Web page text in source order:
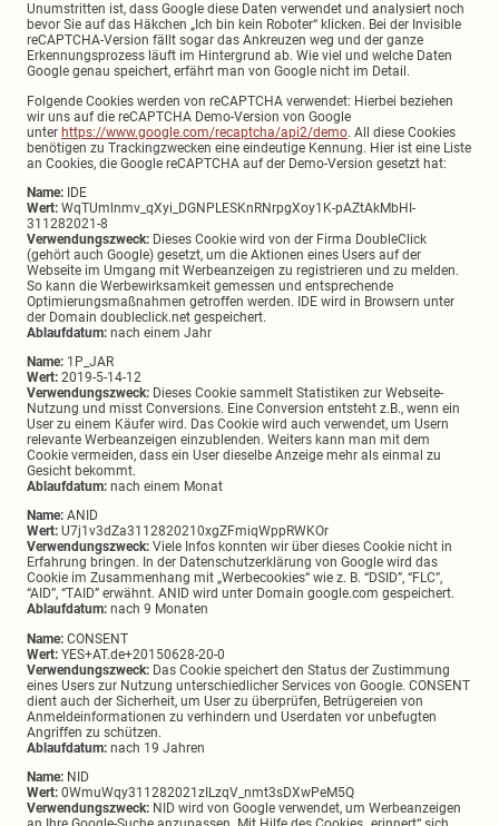
Unumstritten ist, dass Google diese Daten verwendet und analysiert noch
bevor Sie auf das Häkchen „Ich bin kein Roboter“ klicken. Bei der Invisible
reCAPTCHA-Version fällt sogar das Ankreuzen weg und der ganze
Erkennungsprozess läuft im Hintergrund ab. Wie viel und welche Daten
Google genau speichert, erfährt man von Google nicht im Detail.
Folgende Cookies werden von reCAPTCHA verwendet: Hierbei beziehen
wir uns auf die reCAPTCHA Demo-Version von Google
unter https://www.google.com/recaptcha/api2/demo. All diese Cookies
benötigen zu Trackingzwecken eine eindeutige Kennung. Hier ist eine Liste
an Cookies, die Google reCAPTCHA auf der Demo-Version gesetzt hat:
Name: IDE
Wert: WqTUmlnmv_qXyi_DGNPLESKnRNrpgXoy1K-pAZtAkMbHI-
311282021-8
Verwendungszweck: Dieses Cookie wird von der Firma DoubleClick
(gehört auch Google) gesetzt, um die Aktionen eines Users auf der
Webseite im Umgang mit Werbeanzeigen zu registrieren und zu melden.
So kann die Werbewirksamkeit gemessen und entsprechende
Optimierungsmaßnahmen getroffen werden. IDE wird in Browsern unter
der Domain doubleclick.net gespeichert.
Ablaufdatum: nach einem Jahr
Name: 1P_JAR
Wert: 2019-5-14-12
Verwendungszweck: Dieses Cookie sammelt Statistiken zur Webseite-
Nutzung und misst Conversions. Eine Conversion entsteht z.B., wenn ein
User zu einem Käufer wird. Das Cookie wird auch verwendet, um Usern
relevante Werbeanzeigen einzublenden. Weiters kann man mit dem
Cookie vermeiden, dass ein User dieselbe Anzeige mehr als einmal zu
Gesicht bekommt.
Ablaufdatum: nach einem Monat
Name: ANID
Wert: U7j1v3dZa3112820210xgZFmiqWppRWKOr
Verwendungszweck: Viele Infos konnten wir über dieses Cookie nicht in
Erfahrung bringen. In der Datenschutzerklärung von Google wird das
Cookie im Zusammenhang mit „Werbecookies“ wie z. B. “DSID”, “FLC”,
“AID”, “TAID” erwähnt. ANID wird unter Domain google.com gespeichert.
Ablaufdatum: nach 9 Monaten
Name: CONSENT
Wert: YES+AT.de+20150628-20-0
Verwendungszweck: Das Cookie speichert den Status der Zustimmung
eines Users zur Nutzung unterschiedlicher Services von Google. CONSENT
dient auch der Sicherheit, um User zu überprüfen, Betrügereien von
Anmeldeinformationen zu verhindern und Userdaten vor unbefugten
Angriffen zu schützen.
Ablaufdatum: nach 19 Jahren
Name: NID
Wert: 0WmuWqy311282021zILzqV_nmt3sDXwPeM5Q
Verwendungszweck: NID wird von Google verwendet, um Werbeanzeigen